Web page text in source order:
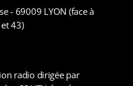
- 69009 LYON (face à
43)
radio dirigée par